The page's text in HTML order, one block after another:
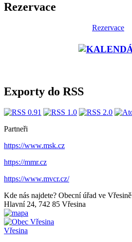
Rezervace
Rezervace
Exporty do RSS
Partneři
https://www.msk.cz
https://mmr.cz
https://www.mvcr.cz/
Kde nás najdete? Obecní úřad ve Vřesině
Hlavní 24, 742 85 Vřesina
Vřesina